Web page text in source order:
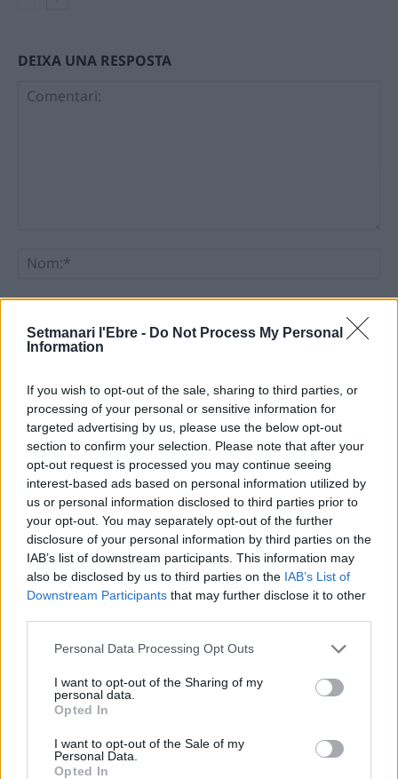
Setmanari l'Ebre - Do Not Process My Personal
Information
If you wish to opt-out of the sale, sharing to third parties, or
processing of your personal or sensitive information for
targeted advertising by us, please use the below opt-out
section to confirm your selection. Please note that after your
opt-out request is processed you may continue seeing
interest-based ads based on personal information utilized by
us or personal information disclosed to third parties prior to
your opt-out. You may separately opt-out of the further
disclosure of your personal information by third parties on the
IAB’s list of downstream participants. This information may
also be disclosed by us to third parties on the IAB’s List of
Downstream Participants that may further disclose it to other
Personal Data Processing Opt Outs
I want to opt-out of the Sharing of my
personal data.
Opted In
I want to opt-out of the Sale of my
Personal Data.
Opted In
DEIXA UNA RESPOSTA
Deseu el meu nom, el correu electrònic i el lloc web en
aquest navegador per a la propera vegada que comenti.
ÚLTIMES NOTÍCIES
dels terrenys de Renfe per les altes
7 d'agost de 2026
i culmina un projecte estratègic que
vincula patrimoni, turisme i